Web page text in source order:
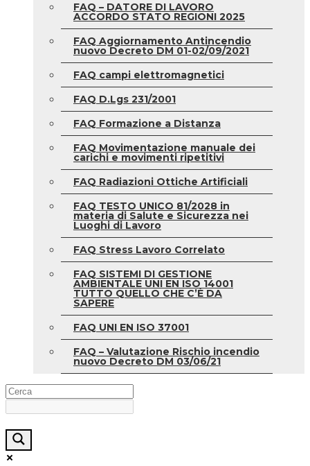
FAQ – DATORE DI LAVORO
ACCORDO STATO REGIONI 2025
FAQ Aggiornamento Antincendio
nuovo Decreto DM 01-02/09/2021
FAQ campi elettromagnetici
FAQ D.Lgs 231/2001
FAQ Formazione a Distanza
FAQ Movimentazione manuale dei
carichi e movimenti ripetitivi
FAQ Radiazioni Ottiche Artificiali
FAQ TESTO UNICO 81/2028 in
materia di Salute e Sicurezza nei
Luoghi di Lavoro
FAQ Stress Lavoro Correlato
FAQ SISTEMI DI GESTIONE
AMBIENTALE UNI EN ISO 14001
TUTTO QUELLO CHE C’È DA
SAPERE
FAQ UNI EN ISO 37001
FAQ – Valutazione Rischio incendio
nuovo Decreto DM 03/06/21